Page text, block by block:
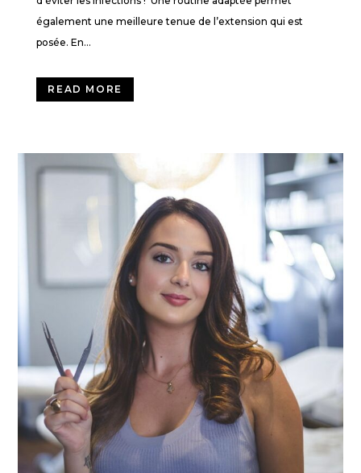
également une meilleure tenue de l’extension qui est
posée. En...
READ MORE